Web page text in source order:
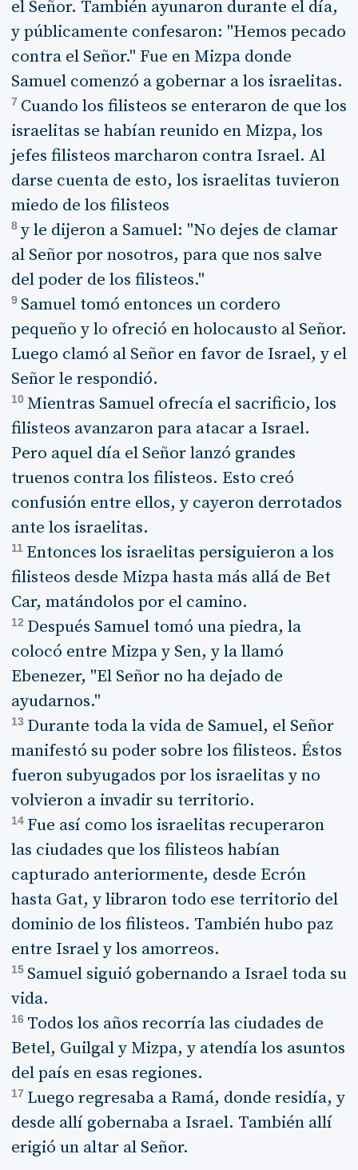
el Señor. También ayunaron durante el día,
y públicamente confesaron: "Hemos pecado
contra el Señor." Fue en Mizpa donde
Samuel comenzó a gobernar a los israelitas.
7 Cuando los filisteos se enteraron de que los
israelitas se habían reunido en Mizpa, los
jefes filisteos marcharon contra Israel. Al
darse cuenta de esto, los israelitas tuvieron
miedo de los filisteos
8 y le dijeron a Samuel: "No dejes de clamar
al Señor por nosotros, para que nos salve
del poder de los filisteos."
9 Samuel tomó entonces un cordero
pequeño y lo ofreció en holocausto al Señor.
Luego clamó al Señor en favor de Israel, y el
Señor le respondió.
10 Mientras Samuel ofrecía el sacrificio, los
filisteos avanzaron para atacar a Israel.
Pero aquel día el Señor lanzó grandes
truenos contra los filisteos. Esto creó
confusión entre ellos, y cayeron derrotados
ante los israelitas.
11 Entonces los israelitas persiguieron a los
filisteos desde Mizpa hasta más allá de Bet
Car, matándolos por el camino.
12 Después Samuel tomó una piedra, la
colocó entre Mizpa y Sen, y la llamó
Ebenezer, "El Señor no ha dejado de
ayudarnos."
13 Durante toda la vida de Samuel, el Señor
manifestó su poder sobre los filisteos. Éstos
fueron subyugados por los israelitas y no
volvieron a invadir su territorio.
14 Fue así como los israelitas recuperaron
las ciudades que los filisteos habían
capturado anteriormente, desde Ecrón
hasta Gat, y libraron todo ese territorio del
dominio de los filisteos. También hubo paz
entre Israel y los amorreos.
15 Samuel siguió gobernando a Israel toda su
vida.
16 Todos los años recorría las ciudades de
Betel, Guilgal y Mizpa, y atendía los asuntos
del país en esas regiones.
17 Luego regresaba a Ramá, donde residía, y
desde allí gobernaba a Israel. También allí
erigió un altar al Señor.